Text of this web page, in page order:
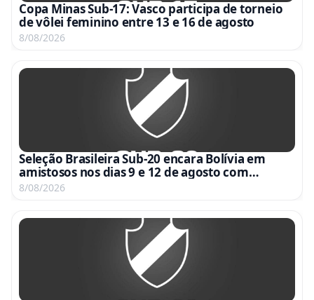
Copa Minas Sub-17: Vasco participa de torneio
de vôlei feminino entre 13 e 16 de agosto
8/08/2026
Seleção Brasileira Sub-20 encara Bolívia em
amistosos nos dias 9 e 12 de agosto com
transmissão da CBF TV
8/08/2026